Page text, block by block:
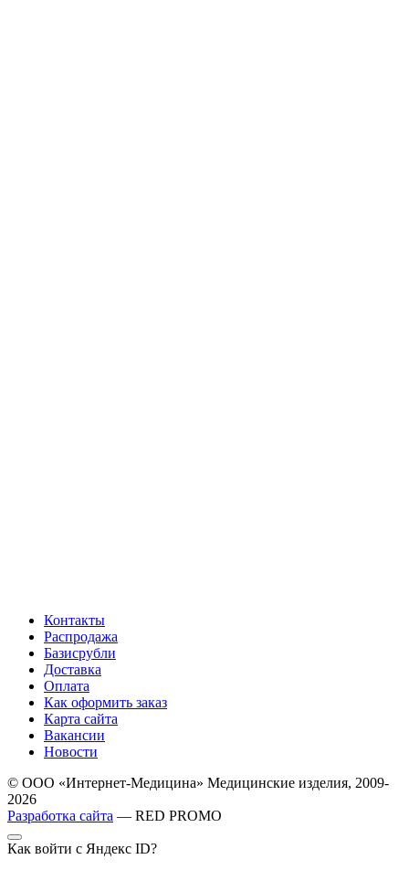
Контакты
Распродажа
Базисрубли
Доставка
Оплата
Как оформить заказ
Карта сайта
Вакансии
Новости
© ООО «Интернет-Медицина» Медицинские изделия, 2009-
2026
Разработка сайта — RED PROMO
Как войти с Яндекс ID?